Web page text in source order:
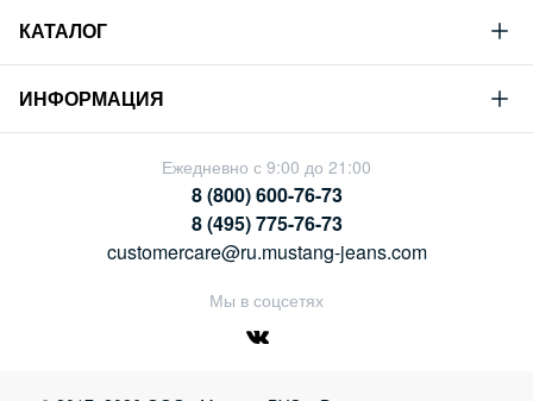
Mustang
Философия
Устойчивое развитие
Сотрудничество
КАТАЛОГ
Новая коллекция
Гид по мужскому дениму
Гид по женскому дениму
ИНФОРМАЦИЯ
Условия продажи
Политика конфиденциальности
Ежедневно с 9:00 до 21:00
8 (800) 600-76-73
8 (495) 775-76-73
customercare@ru.mustang-jeans.com
Мы в соцсетях